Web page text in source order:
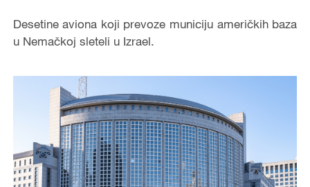
Desetine aviona koji prevoze municiju američkih baza
u Nemačkoj sleteli u Izrael.